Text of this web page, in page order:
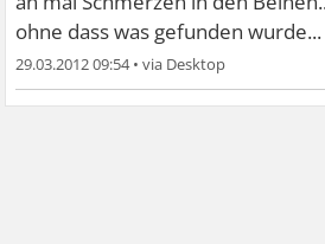
ohne dass was gefunden wurde...
29.03.2012 09:54•